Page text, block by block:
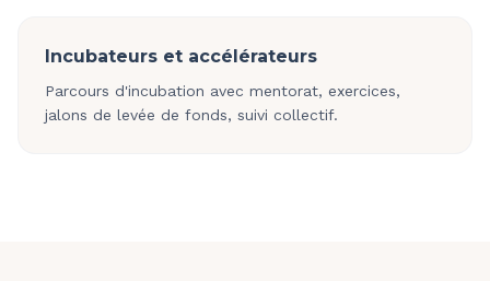
Incubateurs et accélérateurs
Parcours d'incubation avec mentorat, exercices,
jalons de levée de fonds, suivi collectif.